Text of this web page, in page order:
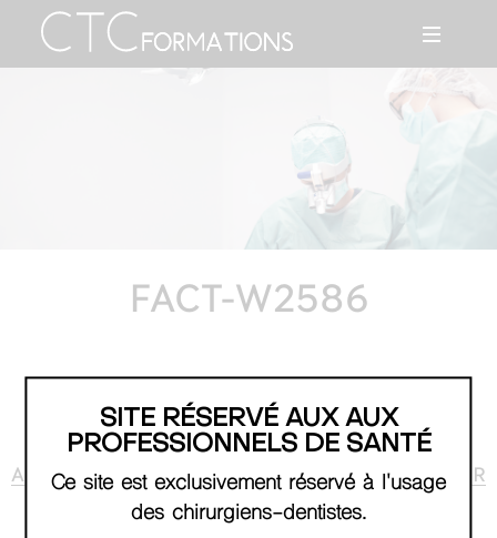
FACT-W2586
AGENDA RETOUR
SITE RÉSERVÉ AUX AUX
PROFESSIONNELS DE SANTÉ
Ce site est exclusivement réservé à l'usage
des chirurgiens-dentistes.